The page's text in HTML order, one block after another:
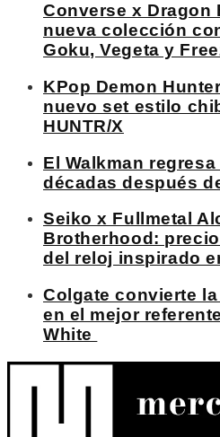
Converse x Dragon
nueva colección
Goku, Vegeta y
KPop Demon
nuevo set estilo
HUNTR/X
El Walkman
décadas después
Seiko x Fullmetal
Brotherhood:
del reloj inspirado
Colgate convierte
en el mejor
White